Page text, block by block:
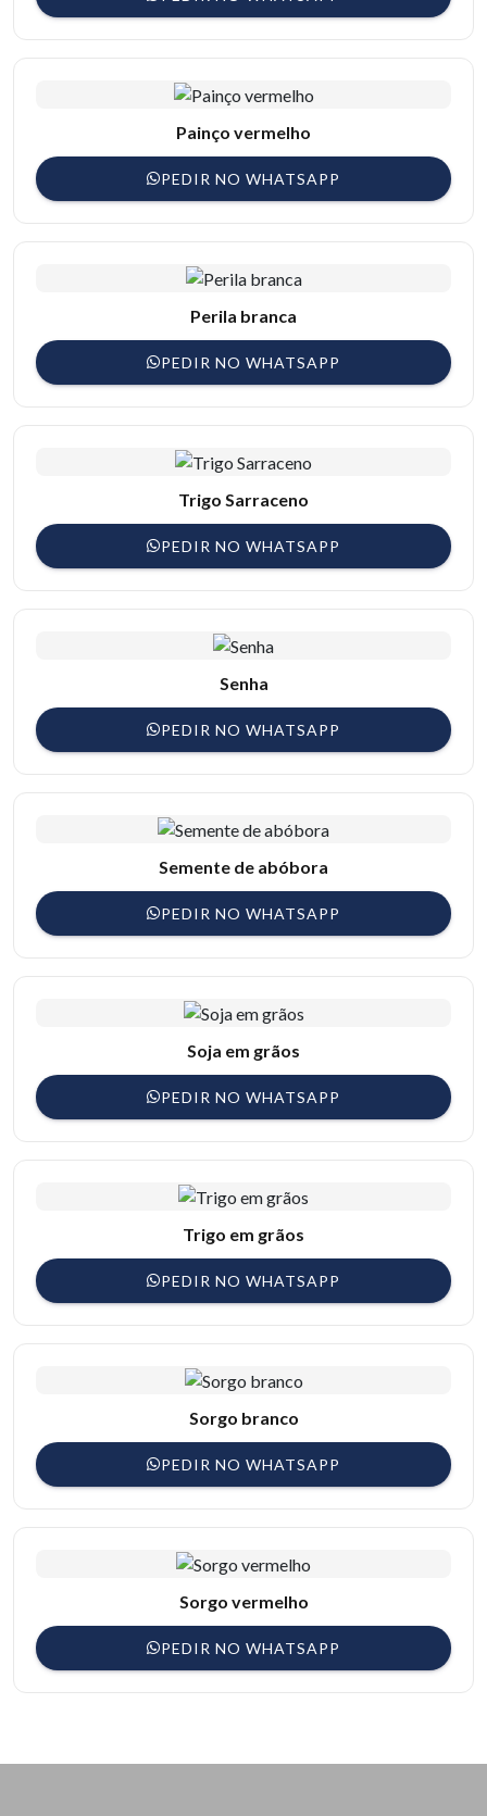
Painço vermelho
PEDIR NO WHATSAPP
Perila branca
PEDIR NO WHATSAPP
Trigo Sarraceno
PEDIR NO WHATSAPP
Senha
PEDIR NO WHATSAPP
Semente de abóbora
PEDIR NO WHATSAPP
Soja em grãos
PEDIR NO WHATSAPP
Trigo em grãos
PEDIR NO WHATSAPP
Sorgo branco
PEDIR NO WHATSAPP
Sorgo vermelho
PEDIR NO WHATSAPP